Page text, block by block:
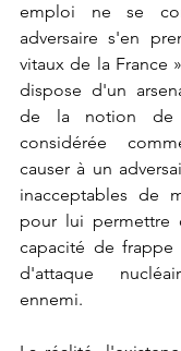
emploi ne se
adversaire s'en
vitaux de la France
dispose d'un
de la notion de
considérée
causer à un
inacceptables de
pour lui permettre
capacité de
d'attaque
ennemi.